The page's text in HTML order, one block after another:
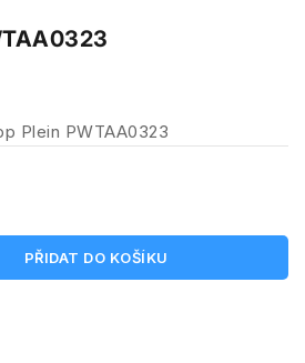
Plein PWTAA0323
PŘIDAT DO KOŠÍKU